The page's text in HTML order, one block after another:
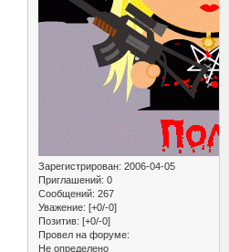
Зарегистрирован: 2006-04-05
Приглашений: 0
Сообщений: 267
Уважение: [+0/-0]
Позитив: [+0/-0]
Провел на форуме:
Не определено